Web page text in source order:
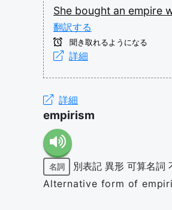
She bought an empire
翻訳する
聞き取れるようになる
詳細
詳細
empirism
名詞 別表記 異形 可算名詞
Alternative form of